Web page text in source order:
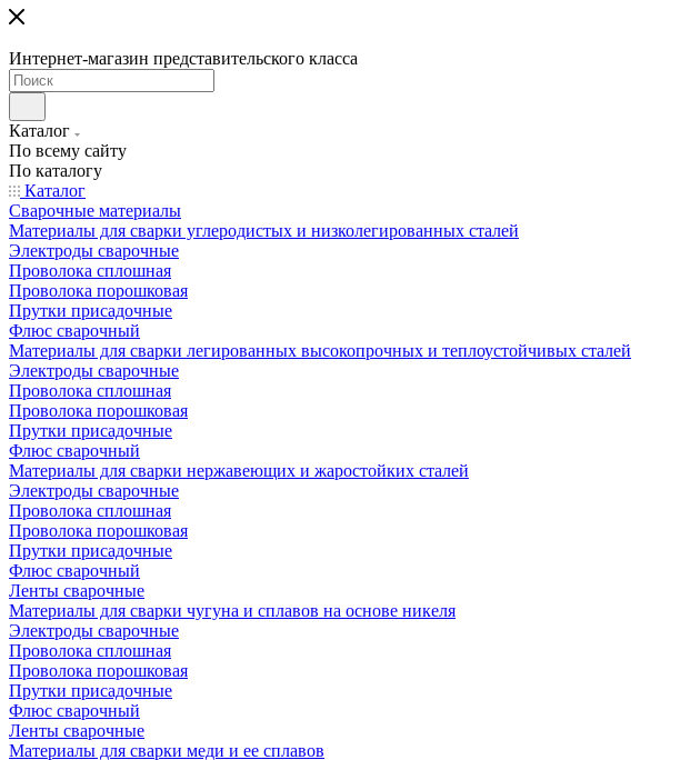
Интернет-магазин представительского класса
Каталог
По всему сайту
По каталогу
Каталог
Сварочные материалы
Материалы для сварки углеродистых и низколегированных сталей
Электроды сварочные
Проволока сплошная
Проволока порошковая
Прутки присадочные
Флюс сварочный
Материалы для сварки легированных высокопрочных и теплоустойчивых сталей
Электроды сварочные
Проволока сплошная
Проволока порошковая
Прутки присадочные
Флюс сварочный
Материалы для сварки нержавеющих и жаростойких сталей
Электроды сварочные
Проволока сплошная
Проволока порошковая
Прутки присадочные
Флюс сварочный
Ленты сварочные
Материалы для сварки чугуна и сплавов на основе никеля
Электроды сварочные
Проволока сплошная
Проволока порошковая
Прутки присадочные
Флюс сварочный
Ленты сварочные
Материалы для сварки меди и ее сплавов